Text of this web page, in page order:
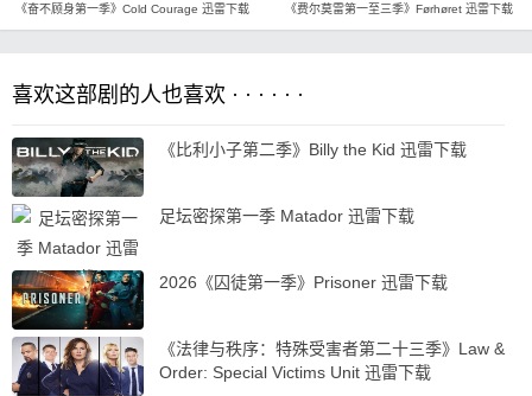
《奋不顾身第一季》Cold Courage 迅雷下载
《费尔莫雷第一至三季》Førhøret 迅雷下载
喜欢这部剧的人也喜欢 · · · · · ·
《比利小子第二季》Billy the Kid 迅雷下载
足坛密探第一季 Matador 迅雷下载
2026《囚徒第一季》Prisoner 迅雷下载
《法律与秩序：特殊受害者第二十三季》Law &
Order: Special Victims Unit 迅雷下载